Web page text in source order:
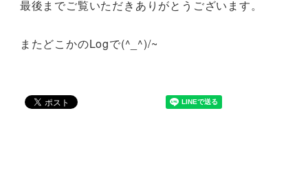
最後までご覧いただきありがとうございます。
またどこかのLogで(^_^)/~